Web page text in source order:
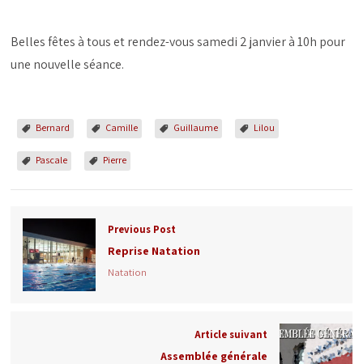
Belles fêtes à tous et rendez-vous samedi 2 janvier à 10h pour
une nouvelle séance.
Bernard Camille Guillaume Lilou
Pascale Pierre
Previous Post
Reprise Natation
Natation
Article suivant
Assemblée générale